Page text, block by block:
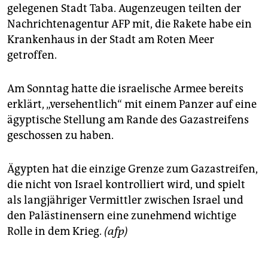
gelegenen Stadt Taba. Augenzeugen teilten der
Nachrichtenagentur AFP mit, die Rakete habe ein
Krankenhaus in der Stadt am Roten Meer
getroffen.
Am Sonntag hatte die israelische Armee bereits
erklärt, „versehentlich“ mit einem Panzer auf eine
ägyptische Stellung am Rande des Gazastreifens
geschossen zu haben.
Ägypten hat die einzige Grenze zum Gazastreifen,
die nicht von Israel kontrolliert wird, und spielt
als langjähriger Vermittler zwischen Israel und
den Palästinensern eine zunehmend wichtige
Rolle in dem Krieg. (afp)